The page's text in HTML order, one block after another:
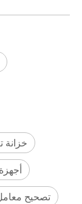
خزانة
تصحيح